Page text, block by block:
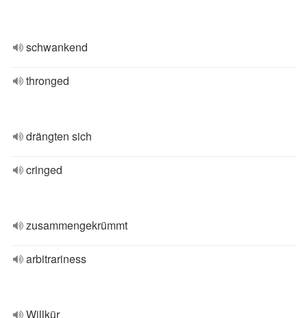
schwankend
thronged
drängten sich
cringed
zusammengekrümmt
arbitrariness
Willkür